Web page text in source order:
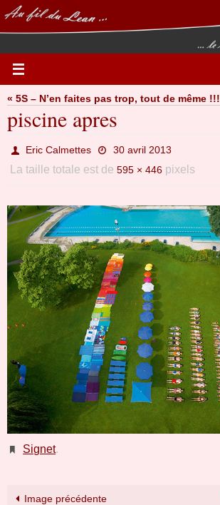
Passer
vers
le
« 5S – N’en faites pas trop, tout de même !!!
piscine apres
Eric Calmettes 30 avril 2013
La taille totale est de 595 × 446 pixels
Signet.
Image précédente